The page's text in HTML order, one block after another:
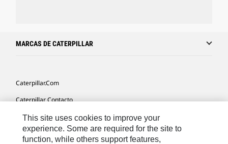
MARCAS DE CATERPILLAR
Caterpillar.com
Caterpillar Contacto
Mis Preferencias De Marketing
Site Map
This site uses cookies to improve your
experience. Some are required for the site to
function, while others support features,